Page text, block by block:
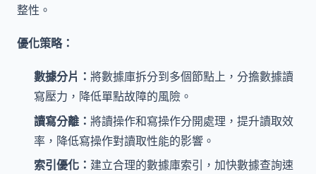
整性。
優化策略：
數據分片： 將數據庫拆分到多個節點上，分擔數據讀
寫壓力，降低單點故障的風險。
讀寫分離： 將讀操作和寫操作分開處理，提升讀取效
率，降低寫操作對讀取性能的影響。
索引優化： 建立合理的數據庫索引，加快數據查詢速